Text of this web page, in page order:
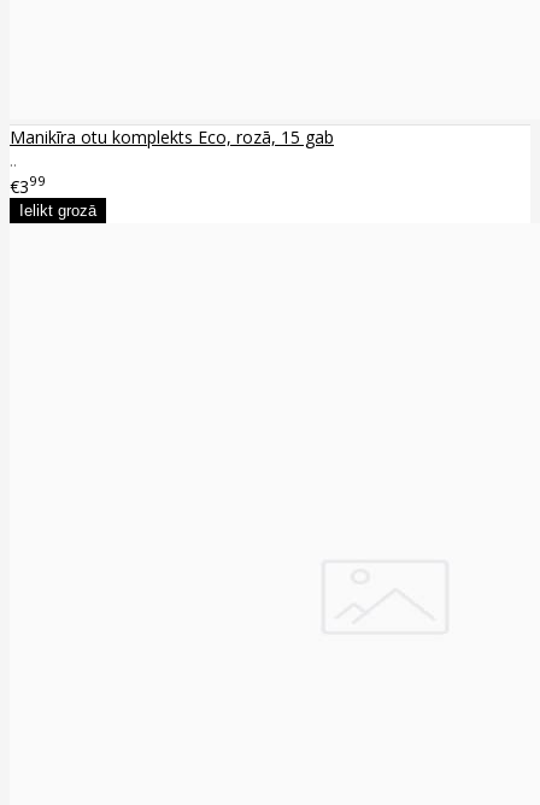
Manikīra otu komplekts Eco, rozā, 15 gab
..
€399